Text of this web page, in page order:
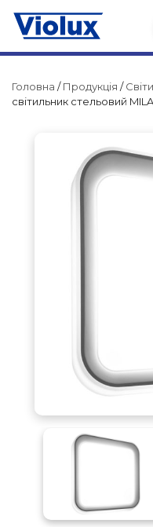
Головна /Продукція /
світильник стельовий